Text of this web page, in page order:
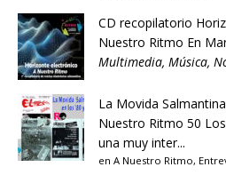
CD recopilatorio
Nuestro Ritmo En
Multimedia, Música,
La Movida
Nuestro Ritmo 50 Los
una muy inter...
en A Nuestro Ritmo,